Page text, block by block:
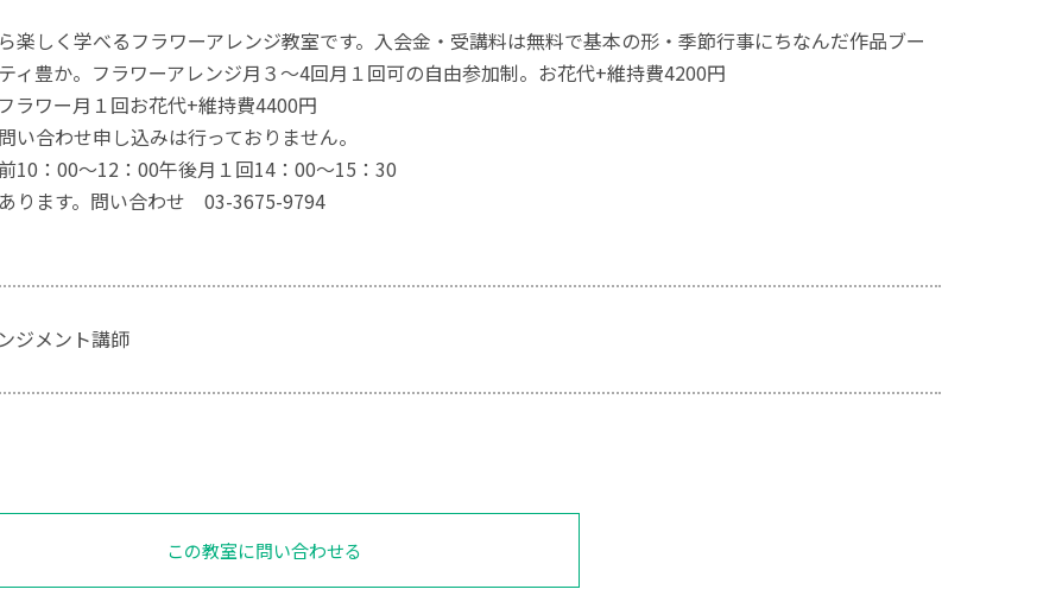
楽しく学べるフラワーアレンジ教室です。入会金・受講料は無料で基本の形・季節行事にちなんだ作品ブー
ィ豊か。フラワーアレンジ月３～4回月１回可の自由参加制。お花代+維持費4200円
ラワー月１回お花代+維持費4400円
い合わせ申し込みは行っておりません。
10：00～12：00午後月１回14：00～15：30
ります。問い合わせ 03-3675-9794
ジメント講師
この教室に問い合わせる